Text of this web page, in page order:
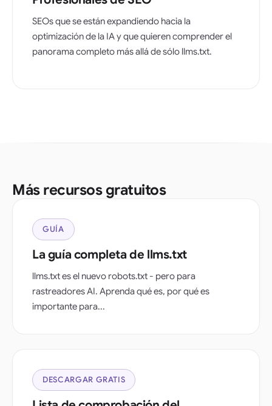
SEOs que se están expandiendo hacia la
optimización de la IA y que quieren comprender el
panorama completo más allá de sólo llms.txt.
Más recursos gratuitos
GUÍA
La guía completa de llms.txt
llms.txt es el nuevo robots.txt - pero para
rastreadores AI. Aprenda qué es, por qué es
importante para...
DESCARGAR GRATIS